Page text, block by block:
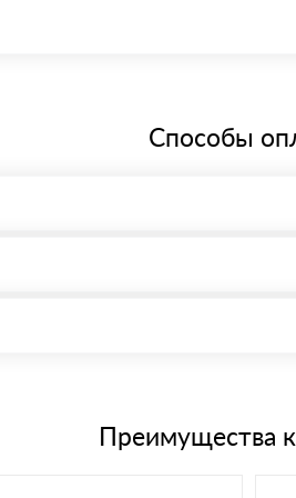
Способы
через системы электронных
банковским картам
материала после проверки
Преимущества